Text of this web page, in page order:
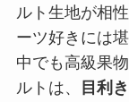
ルト生地が相
ーツ好きには
中でも高級果
ルトは、
目利